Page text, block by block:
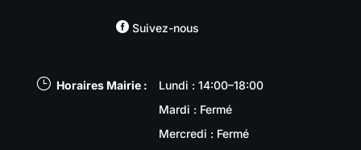
Suivez-nous
} Horaires Mairie :
Lundi : 14:00–18:00
Mardi : Fermé
Mercredi : Fermé